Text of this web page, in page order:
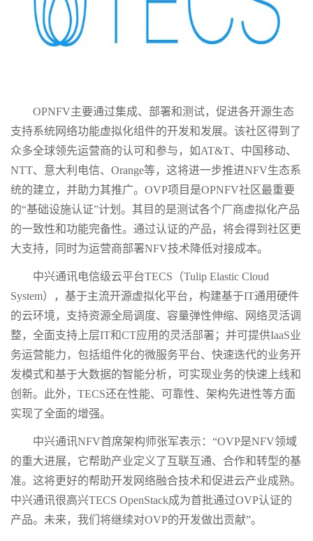
OPNFV主要通过集成、部署和测试，促进各开源生态
支持系统网络功能虚拟化组件的开发和发展。该社区得到了
众多全球领先运营商的认可和参与，如AT&T、中国移动、
NTT、意大利电信、Orange等，这将进一步推进NFV生态系
统的建立，并助力其推广。OVP项目是OPNFV社区最重要
的“基础设施认证”计划。其目的是测试各个厂商虚拟化产品
的一致性和功能完备性。通过认证的产品，将会得到社区更
大支持，同时为运营商部署NFV技术降低对接成本。
中兴通讯电信级云平台TECS（Tulip Elastic Cloud
System），基于主流开源虚拟化平台，构建基于IT通用硬件
的云环境，支持资源全局调度、容量弹性伸缩、网络灵活调
整，全面支持上层IT和CT应用的灵活部署；并可提供IaaS业
务运营能力，包括组件化的微服务平台、快速迭代的业务开
发模式和基于大数据的智能分析，可实现业务的快速上线和
创新。此外，TECS还在性能、可靠性、架构先进性等方面
实现了全面的增强。
中兴通讯NFV首席架构师张军表示：“OVP是NFV领域
的重大进展，它帮助产业定义了互联互通、合作和转型的基
准。这将更好的帮助开发网络融合技术和促进云产业成熟。
中兴通讯很高兴TECS OpenStack成为首批通过OVP认证的
产品。未来，我们将继续对OVP的开发做出贡献”。